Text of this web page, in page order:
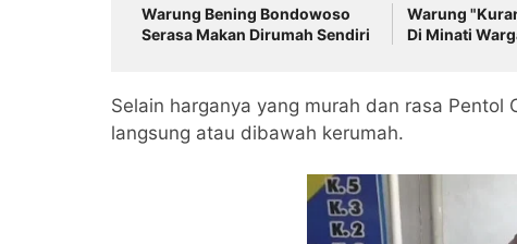
Warung Bening Bondowoso
Serasa Makan Dirumah Sendiri
Warung
Di Minati
Selain harganya yang murah dan rasa
langsung atau dibawah kerumah.